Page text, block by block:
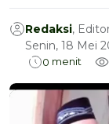
Redaksi,
Senin, 18 Mei
0 menit